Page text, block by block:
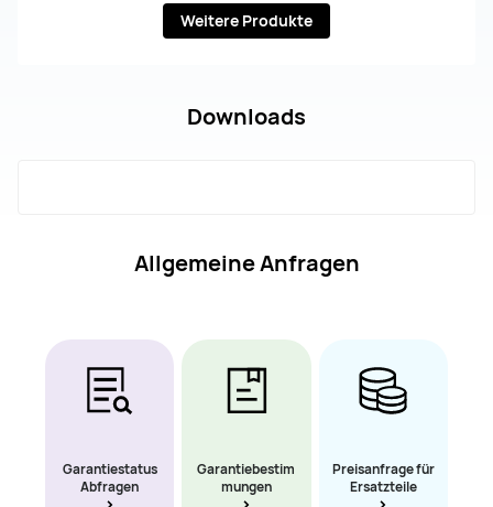
Weitere Produkte
Downloads
Allgemeine Anfragen
Garantiestatus
Abfragen
Garantiebestim
mungen
Preisanfrage für
Ersatzteile